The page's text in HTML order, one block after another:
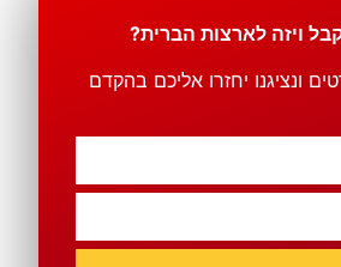
ויזה לארצות הברית?
ונציגנו יחזרו אליכם בהקדם